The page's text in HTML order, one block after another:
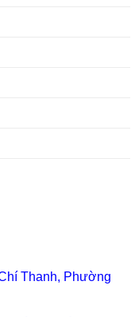
Thanh, Phường